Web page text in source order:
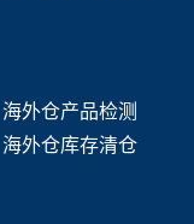
海外仓产品检测
海外仓库存清仓